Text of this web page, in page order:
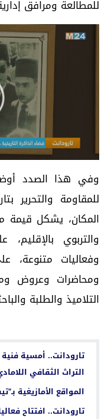
للمطالعة ومرافق
وفي هذا الصدد أوضح
للمقاومة والتحرير
المكان، يشكل قيمة
والتربوي
وفعاليات متنوعة،
ومحاضرات وعروض
التلاميذ والطلبة
تارودانت.. أمسية
التراث الثقافي
المواقع الأمازيغية
تارودانت.. افتتاح